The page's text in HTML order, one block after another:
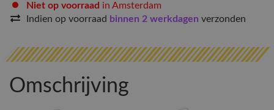
Niet op voorraad in Amsterdam
Indien op voorraad binnen 2 werkdagen verzonden
Omschrijving